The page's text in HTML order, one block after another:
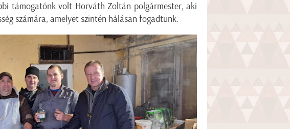
támogatónk volt Horváth Zoltán polgármester, aki
számára, amelyet szintén hálásan fogadtunk.